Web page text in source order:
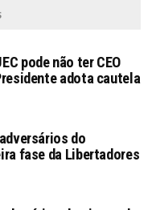
pode não ter CEO
adota cautela
do
fase da Libertadores